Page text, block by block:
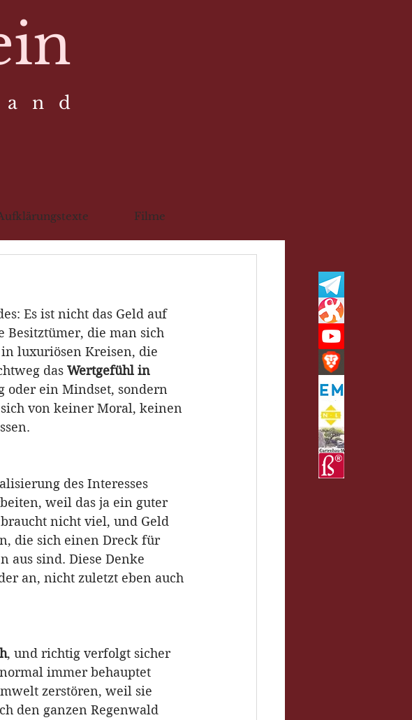
n d
Filme
Es ist nicht das Geld auf
Besitztümer, die man sich
luxuriösen Kreisen, die
das Wertgefühl in
oder ein Mindset, sondern
von keiner Moral, keinen
des Interesses
weil das ja ein guter
nicht viel, und Geld
die sich einen Dreck für
aus sind. Diese Denke
an, nicht zuletzt eben auch
, und richtig verfolgt sicher
immer behauptet
zerstören, weil sie
den ganzen Regenwald